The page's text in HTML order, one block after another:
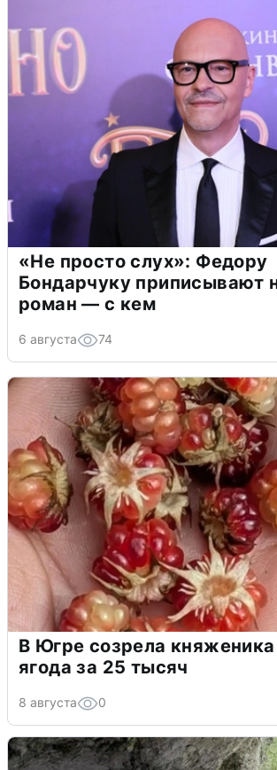
«Не просто слух»: Федору
Бондарчуку приписывают
роман — с кем
6 августа 74
В Югре созрела
ягода за 25 тысяч
8 августа 0